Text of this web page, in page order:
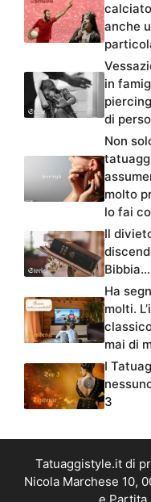
anche
in
di
Non
molto
lo fai
Il
Ha
molti.
mai di
I
3
Tatuaggistyle.it di
Nicola Marchese 10,